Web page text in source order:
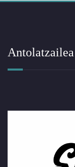
Antolatzailea